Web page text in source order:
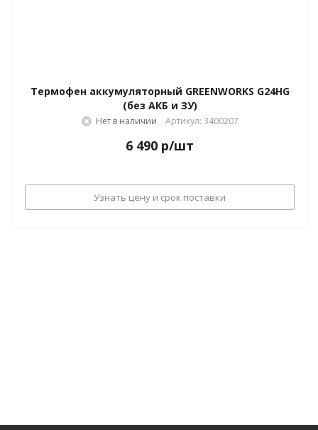
Термофен аккумуляторный GREENWORKS G24HG
(без АКБ и ЗУ)
Нет в наличии Артикул: 3400207
6 490 р/шт
Узнать цену и срок поставки